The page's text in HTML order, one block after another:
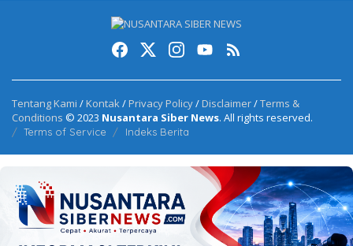
Tentang Kami /Kontak/Privacy Policy/Disclaimer/Terms &
Conditions © 2023 Nusantara Siber News. All rights reserved.
Terms of Service Indeks Berita